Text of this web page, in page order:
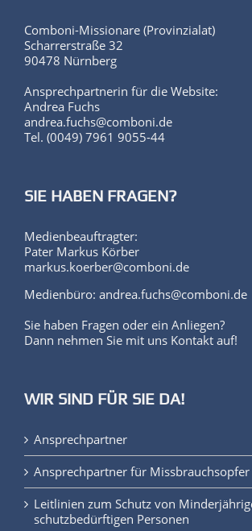
Comboni-Missionare (Provinzialat)
Scharrerstraße 32
90478 Nürnberg
Ansprechpartnerin für die Website:
Andrea Fuchs
andrea.fuchs@comboni.de
Tel. (0049) 7961 9055-44
SIE HABEN FRAGEN?
Medienbeauftragter:
Pater Markus Körber
markus.koerber@comboni.de
Medienbüro: andrea.fuchs@comboni.de
Sie haben Fragen oder ein Anliegen?
Dann nehmen Sie mit uns Kontakt auf!
WIR SIND FÜR SIE DA!
Ansprechpartner
Ansprechpartner für Missbrauchsopfer
Leitlinien zum Schutz von
schutzbedürftigen Personen